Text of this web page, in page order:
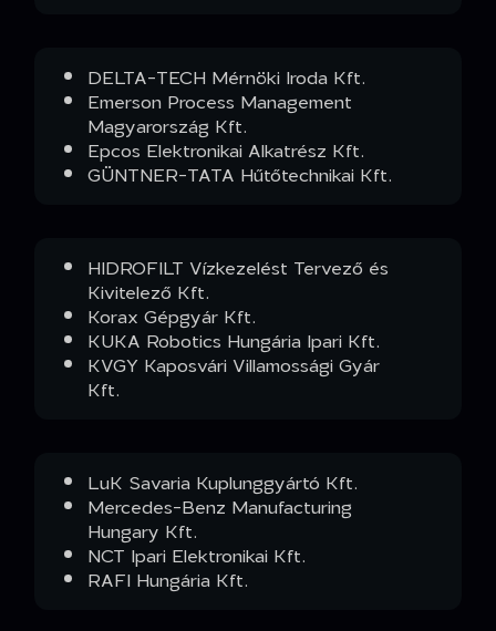
DELTA-TECH Mérnöki Iroda Kft.
Emerson Process Management
Magyarország Kft.
Epcos Elektronikai Alkatrész Kft.
GÜNTNER-TATA Hűtőtechnikai Kft.
HIDROFILT Vízkezelést Tervező és
Kivitelező Kft.
Korax Gépgyár Kft.
KUKA Robotics Hungária Ipari Kft.
KVGY Kaposvári Villamossági Gyár
Kft.
LuK Savaria Kuplunggyártó Kft.
Mercedes-Benz Manufacturing
Hungary Kft.
NCT Ipari Elektronikai Kft.
RAFI Hungária Kft.